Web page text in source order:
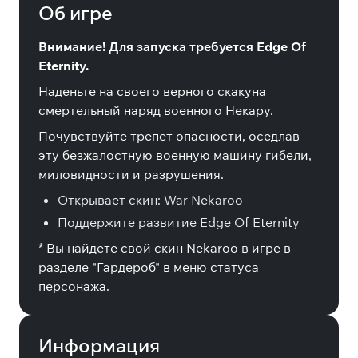
Об игре
Внимание! Для запуска требуется Edge Of
Eternity.
Наденьте на своего верного скакуна
смертельный наряд военного Некару.
Почувствуйте трепет опасности, оседлав
эту безжалостную военную машину гибели,
миловидности и разрушения.
Открывает скин: War Nekaroo
Поддержите развитие Edge Of Eternity
* Вы найдете свой скин Nekaroo в игре в
разделе "Гардероб" в меню статуса
персонажа.
Информация